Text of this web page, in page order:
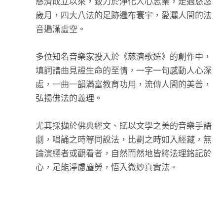
歲月，四大八法的足跡遍布寰宇，愛灑人間的法
音遍滿虛空。
多位知名音樂家投入於《慈濟歌選》的創作中，
填詞譜曲見證生命的至情，一字一句感動人心深
處，一曲一韻滿富教育功用，流傳人間的美善，
弘揚佛法的義理。
尤其採擷於佛典經文、賦以文學之美的音樂手語
劇，唱誦之時等同說法，比劃之時如入經藏，無
論演繹者或觀看者，自然而然地皆將法理銘記於
心，足能淨慮塵勞，悟入微妙真實法。